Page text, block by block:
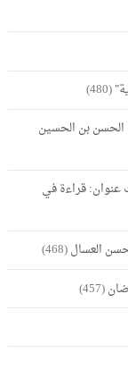
(480)
الحسن بن الحسين
عنوان: قراءة في
العسال(468)
(457)